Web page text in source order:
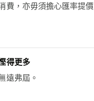
費，亦毋須擔心匯率提
得更多
遠弗屆。